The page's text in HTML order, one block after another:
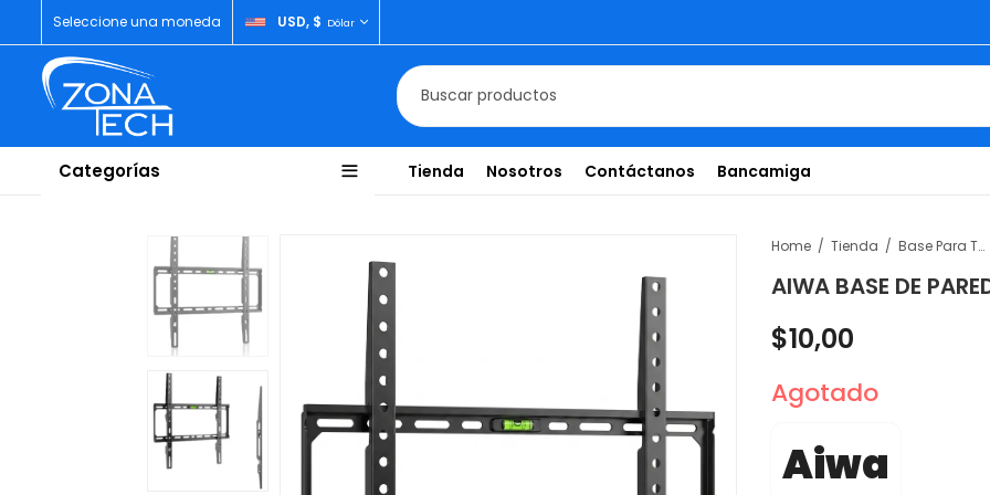
Seleccione una moneda USD, $ Dólar
Categorías Tienda Nosotros Contáctanos Bancamiga
Home Tienda Base Para Televisor
AIWA BASE DE
$10,00
Agotado
Aiwa